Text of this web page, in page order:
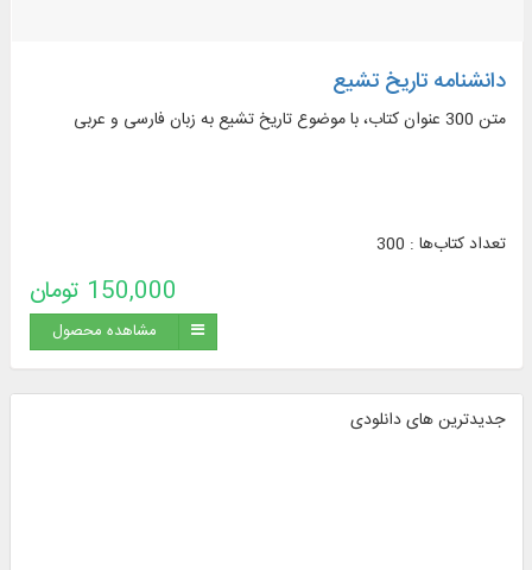
دانشنامه تاریخ تشیع
متن 300 عنوان کتاب، با موضوع تاريخ تشيع به زبان فارسی و عربی
تعداد کتاب‌ها : 300
150,000 تومان
مشاهده محصول
جدیدترین های دانلودی